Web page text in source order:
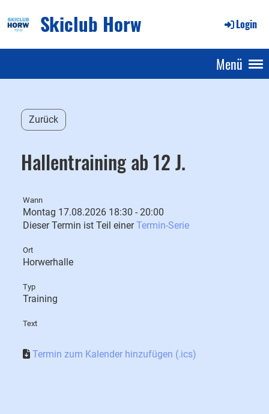
Skiclub Horw Login
Menü
Zurück
Hallentraining ab 12 J.
Wann
Montag 17.08.2026 18:30 - 20:00
Dieser Termin ist Teil einerTermin-Serie
Ort
Horwerhalle
Typ
Training
Text
Termin zum Kalender hinzufügen (.ics)